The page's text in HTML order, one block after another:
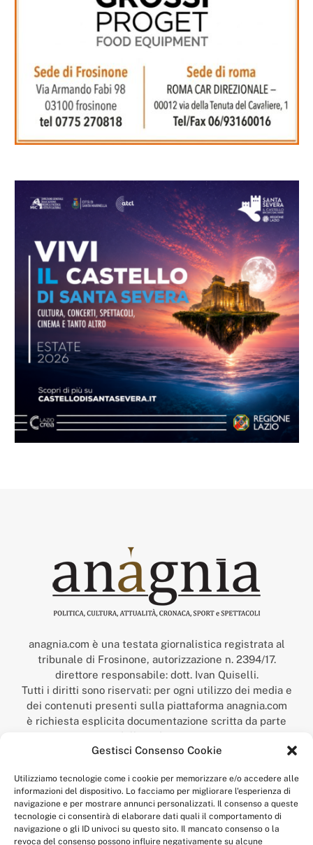
Gestisci Consenso Cookie
Utilizziamo tecnologie come i cookie per memorizzare e/o accedere alle
informazioni del dispositivo. Lo facciamo per migliorare l'esperienza di
navigazione e per mostrare annunci personalizzati. Il consenso a queste
tecnologie ci consentirà di elaborare dati quali il comportamento di
navigazione o gli ID univoci su questo sito. Il mancato consenso o la
revoca del consenso possono influire negativamente su alcune
anagnia.com è una testata giornalistica registrata al
tribunale di Frosinone, autorizzazione n. 2394/17.
direttore responsabile: dott. Ivan Quiselli.
Tutti i diritti sono riservati: per ogni utilizzo dei media e
dei contenuti presenti sulla piattaforma anagnia.com
è richiesta esplicita documentazione scritta da parte
della redazione.
“Anagnia” è un marchio registrato presso l’Ufficio Italiano
Economico,
num. registrazione: 302017000014044 del 9 febbraio 2017.
Per contatti:redazione@anagnia.com